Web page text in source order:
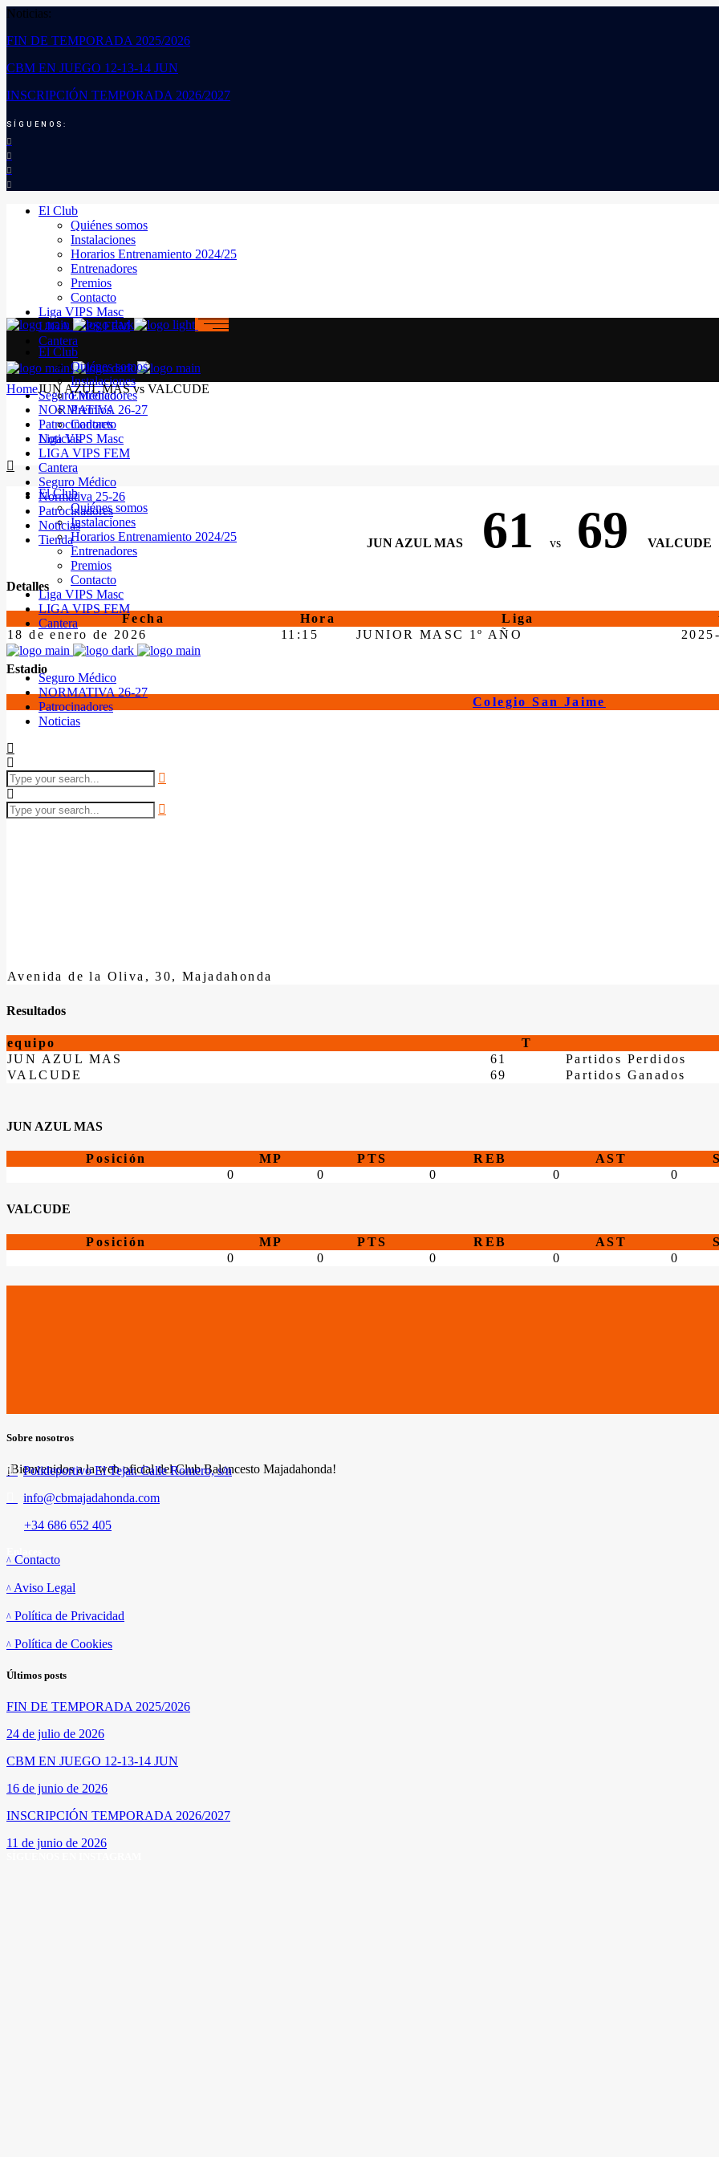
Noticias:
FIN DE TEMPORADA 2025/2026
CBM EN JUEGO 12-13-14 JUN
INSCRIPCIÓN TEMPORADA 2026/2027
SÍGUENOS:
El Club
Quiénes somos
Instalaciones
Horarios Entrenamiento 2024/25
Entrenadores
Premios
Contacto
Liga VIPS Masc
LIGA VIPS FEM
Cantera
Seguro Médico
NORMATIVA 26-27
Patrocinadores
Noticias
El Club
Quiénes somos
Instalaciones
Horarios Entrenamiento 2024/25
Entrenadores
Premios
Contacto
Liga VIPS Masc
LIGA VIPS FEM
Cantera
Seguro Médico
NORMATIVA 26-27
Patrocinadores
Noticias
El Club
Quiénes somos
Instalaciones
Entrenadores
Premios
Contacto
Liga VIPS Masc
LIGA VIPS FEM
Cantera
Seguro Médico
Normativa 25-26
Patrocinadores
Noticias
Tienda
HomeJUN AZUL MAS vs VALCUDE
JUN AZUL MAS 61 vs 69 VALCUDE
Detalles
Fecha Hora Liga
18 de enero de 2026
11:15 JUNIOR MASC 1º AÑO
Estadio
Colegio San Jaime
Avenida de la Oliva, 30, Majadahonda
Resultados
equipo T
JUN AZUL MAS
61
Partidos Perdidos
VALCUDE
69 Partidos Ganados
JUN AZUL MAS
Posición MP PTS REB AST
0
0 0 0 0
VALCUDE
Posición MP PTS REB AST
0
0 0 0 0
Sobre nosotros
¡Bienvenidos a la web oficial del Club Baloncesto Majadahonda!
Polideportivo El Tejar. Calle Romero, s/n
info@cbmajadahonda.com
+34 686 652 405
Contacto
Aviso Legal
Política de Privacidad
Política de Cookies
Últimos posts
FIN DE TEMPORADA 2025/2026
24 de julio de 2026
CBM EN JUEGO 12-13-14 JUN
16 de junio de 2026
INSCRIPCIÓN TEMPORADA 2026/2027
11 de junio de 2026